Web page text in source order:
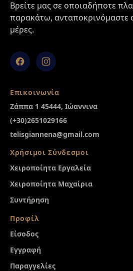
Βρείτε μας σε οποιαδήποτε
παρακάτω, ανταποκρινόμαστε
μέρες.
FacebookInstagram
Επικοινωνία
Ζάππα 1 45444, Ιώαννινα
(+30)2651029166
telisgiannena@gmail.com
Χρήσιμοι Σύνδεσμοι
Χειροποίητα Εργαλεία
Χειροποίητα Μαχαίρια
Συντήρηση
Προφίλ
Είσοδος
Εγγραφή
Παραγγελίες